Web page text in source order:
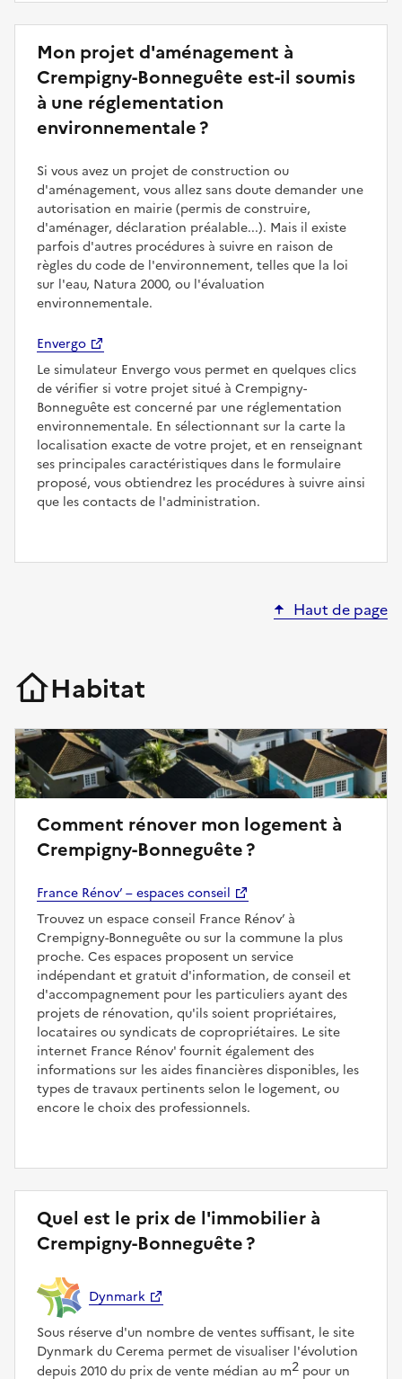
Mon projet d'aménagement à
Crempigny-Bonneguête est-il soumis
à une réglementation
environnementale ?
Si vous avez un projet de construction ou
d'aménagement, vous allez sans doute demander une
autorisation en mairie (permis de construire,
d'aménager, déclaration préalable...). Mais il existe
parfois d'autres procédures à suivre en raison de
règles du code de l'environnement, telles que la loi
sur l'eau, Natura 2000, ou l'évaluation
environnementale.
Envergo
Le simulateur Envergo vous permet en quelques clics
de vérifier si votre projet situé à Crempigny-
Bonneguête est concerné par une réglementation
environnementale. En sélectionnant sur la carte la
localisation exacte de votre projet, et en renseignant
ses principales caractéristiques dans le formulaire
proposé, vous obtiendrez les procédures à suivre ainsi
que les contacts de l'administration.
Haut de page
Habitat
Comment rénover mon logement à
Crempigny-Bonneguête ?
France Rénov’ – espaces conseil
Trouvez un espace conseil France Rénov’ à
Crempigny-Bonneguête ou sur la commune la plus
proche. Ces espaces proposent un service
indépendant et gratuit d'information, de conseil et
d'accompagnement pour les particuliers ayant des
projets de rénovation, qu'ils soient propriétaires,
locataires ou syndicats de copropriétaires. Le site
internet France Rénov' fournit également des
informations sur les aides financières disponibles, les
types de travaux pertinents selon le logement, ou
encore le choix des professionnels.
Quel est le prix de l'immobilier à
Crempigny-Bonneguête ?
Dynmark
Sous réserve d'un nombre de ventes suffisant, le site
Dynmark du Cerema permet de visualiser l'évolution
depuis 2010 du prix de vente médian au m2 pour un